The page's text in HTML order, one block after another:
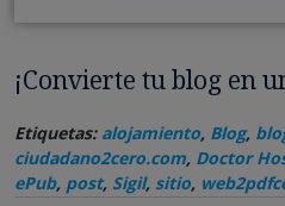
¡Convierte tu blog en
Etiquetas: alojamiento, Blog,
ciudadano2cero.com, Doctor
ePub, post, Sigil, sitio,